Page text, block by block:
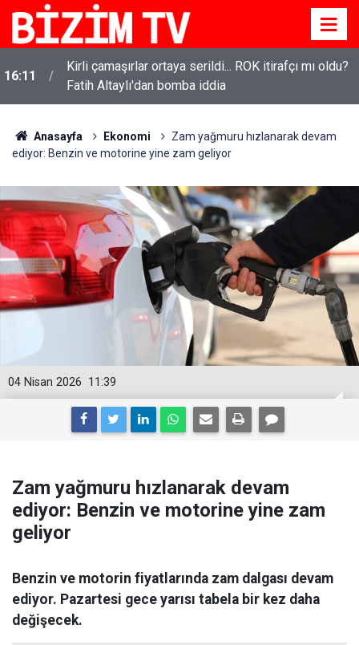
16:11
Kirli çamaşırlar ortaya serildi... ROK itirafçı mı oldu?
Fatih Altaylı'dan bomba iddia
Anasayfa Ekonomi
Zam yağmuru hızlanarak devam
ediyor: Benzin ve motorine yine zam geliyor
11:39
04 Nisan 2026
Zam yağmuru hızlanarak devam
ediyor: Benzin ve motorine yine zam
geliyor
Benzin ve motorin fiyatlarında zam dalgası devam
ediyor. Pazartesi gece yarısı tabela bir kez daha
değişecek.